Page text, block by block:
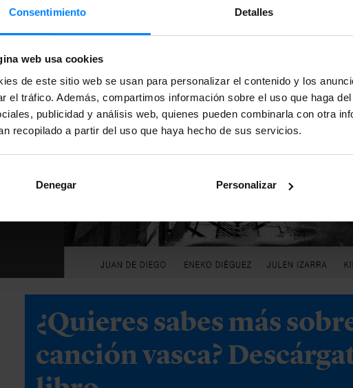
Consentimiento Detalles
web usa cookies
de este sitio web se usan para personalizar el contenido y los
el tráfico. Además, compartimos información sobre el uso que haga
publicidad y análisis web, quienes pueden combinarla con otra
recopilado a partir del uso que haya hecho de sus servicios.
Denegar Personalizar
¿Quieres sabes más
canción vasca?